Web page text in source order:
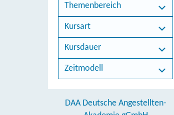
Themenbereich
Kursart
Kursdauer
Zeitmodell
DAA Deutsche Angestellten-